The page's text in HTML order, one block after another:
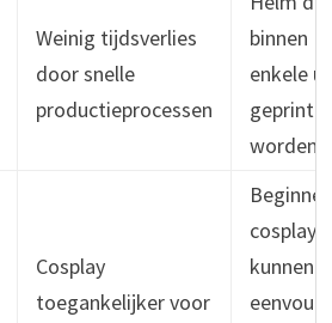
Weinig tijdsverlies
door snelle
productieprocessen
binnen
enkele
geprint
worden
Cosplay
toegankelijker voor
kunnen